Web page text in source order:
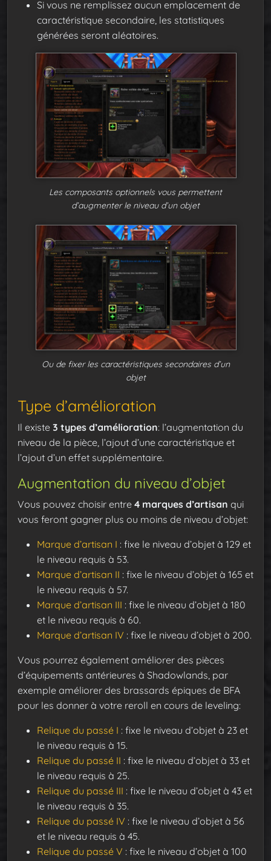
Si vous ne remplissez aucun emplacement de
caractéristique secondaire, les statistiques
générées seront aléatoires.
Les composants optionnels vous permettent
d’augmenter le niveau d’un objet
Ou de fixer les caractéristiques secondaires d’un
objet
Type d’amélioration
Il existe 3 types d’amélioration: l’augmentation du
niveau de la pièce, l’ajout d’une caractéristique et
l’ajout d’un effet supplémentaire.
Augmentation du niveau d’objet
Vous pouvez choisir entre 4 marques d’artisan qui
vous feront gagner plus ou moins de niveau d’objet:
Marque d’artisan I : fixe le niveau d’objet à 129 et
le niveau requis à 53.
Marque d’artisan II : fixe le niveau d’objet à 165 et
le niveau requis à 57.
Marque d’artisan III : fixe le niveau d’objet à 180
et le niveau requis à 60.
Marque d’artisan IV : fixe le niveau d’objet à 200.
Vous pourrez également améliorer des pièces
d’équipements antérieures à Shadowlands, par
exemple améliorer des brassards épiques de BFA
pour les donner à votre reroll en cours de leveling:
Relique du passé I : fixe le niveau d’objet à 23 et
le niveau requis à 15.
Relique du passé II : fixe le niveau d’objet à 33 et
le niveau requis à 25.
Relique du passé III : fixe le niveau d’objet à 43 et
le niveau requis à 35.
Relique du passé IV : fixe le niveau d’objet à 56
et le niveau requis à 45.
Relique du passé V : fixe le niveau d’objet à 100